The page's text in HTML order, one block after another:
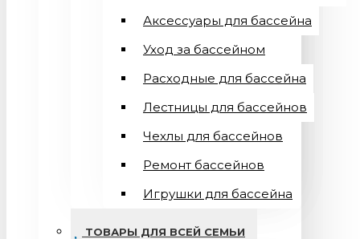
Аксессуары для бассейна
Уход за бассейном
Расходные для бассейна
Лестницы для бассейнов
Чехлы для бассейнов
Ремонт бассейнов
Игрушки для бассейна
ТОВАРЫ ДЛЯ ВСЕЙ СЕМЬИ